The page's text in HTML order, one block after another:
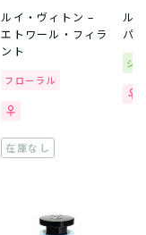
ルイ・ヴィトン –
エトワール・フィラ
ント
フローラル
在庫なし
ル
パ
シ